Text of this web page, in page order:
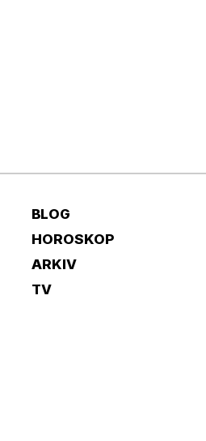
BLOG
HOROSKOP
ARKIV
TV